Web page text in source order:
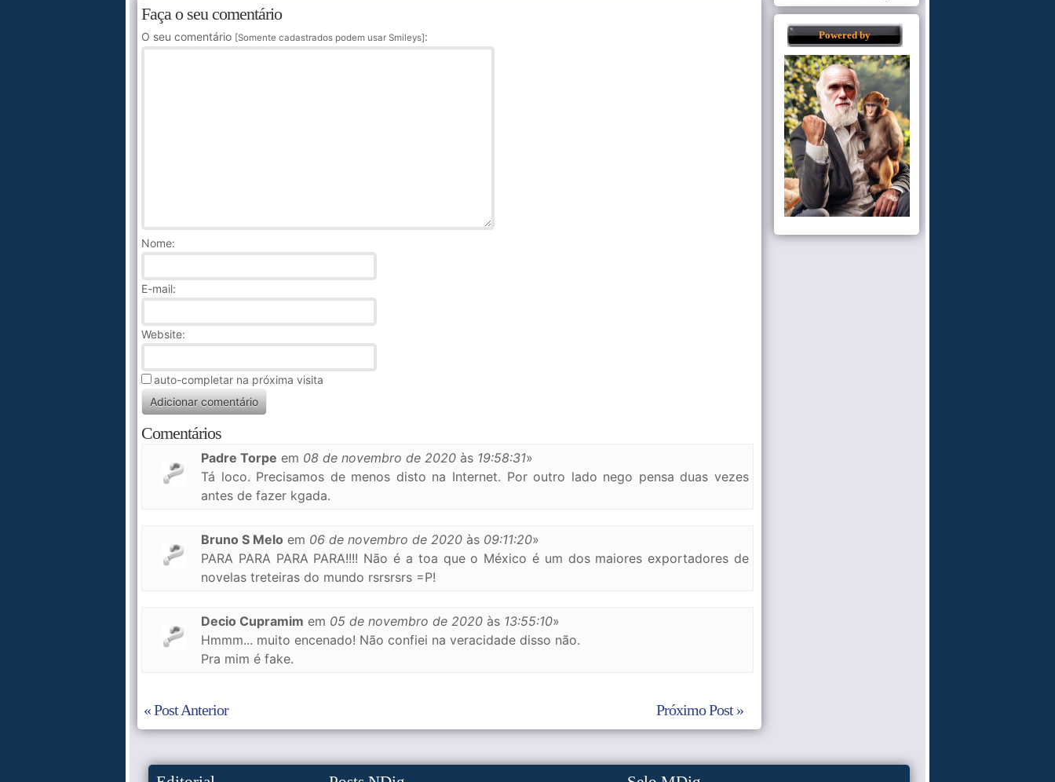
Faça o seu comentário
O seu comentário [Somente cadastrados podem usar Smileys] :
Nome:
E-mail:
Website:
auto-completar na próxima visita
Comentários
Padre Torpe em 08 de novembro de 2020 às 19:58:31»
Tá loco. Precisamos de menos disto na Internet. Por outro lado nego pensa duas vezes
antes de fazer kgada.
Bruno S Melo em 06 de novembro de 2020 às 09:11:20»
PARA PARA PARA PARA!!!! Não é a toa que o México é um dos maiores exportadores de
novelas treteiras do mundo rsrsrsrs =P!
Decio Cupramim em 05 de novembro de 2020 às 13:55:10»
Hmmm... muito encenado! Não confiei na veracidade disso não.
Pra mim é fake.
« Post Anterior Próximo Post »
Powered by